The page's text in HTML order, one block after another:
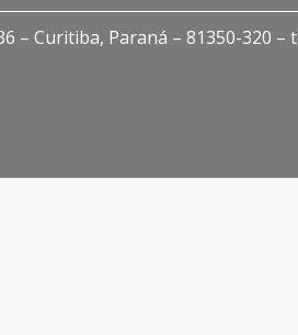
– Curitiba, Paraná – 81350-320 –